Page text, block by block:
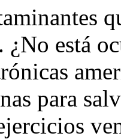
¿No está
para